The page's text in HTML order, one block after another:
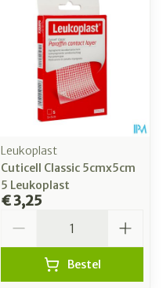
Leukoplast
Cuticell Classic 5cmx5cm
5 Leukoplast
€ 3,25
Bestel